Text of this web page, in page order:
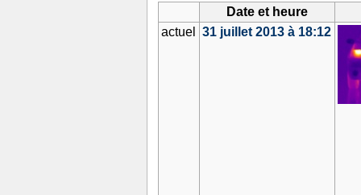
Date et heure
actuel
31 juillet 2013 à 18:12